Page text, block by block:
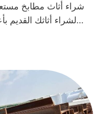
شراء أثاث مطابخ
لشراء أثاثك القديم بأعلى الأسعار شراء أثاث مطابخ…